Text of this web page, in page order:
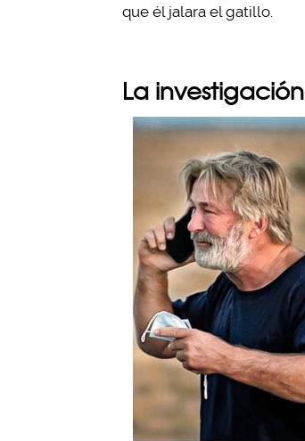
que él jalara el gatillo.
La investigación